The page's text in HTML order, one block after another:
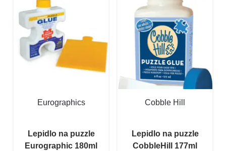
Eurographics
Lepidlo na puzzle
Eurographic 180ml
Cobble Hill
Lepidlo na puzzle
CobbleHill 177ml